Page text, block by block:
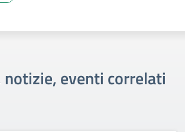
notizie, eventi correlati